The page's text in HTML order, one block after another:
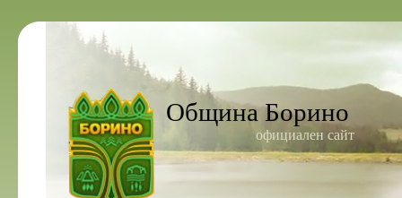
Община Борино
официален сайт